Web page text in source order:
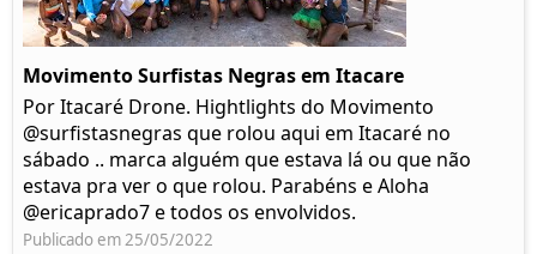
Movimento Surfistas Negras em Itacare
Por Itacaré Drone. Hightlights do Movimento
@surfistasnegras que rolou aqui em Itacaré no
sábado .. marca alguém que estava lá ou que não
estava pra ver o que rolou. Parabéns e Aloha
@ericaprado7 e todos os envolvidos.
Publicado em 25/05/2022